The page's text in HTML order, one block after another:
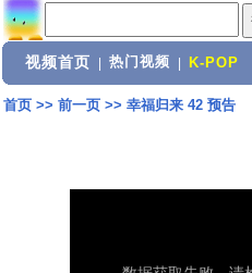
视频首页 热门视频 K-POP
首页>> 前一页>> 幸福归来 42 预告